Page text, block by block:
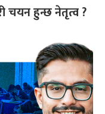
चयन हुन्छ नेतृत्व ?